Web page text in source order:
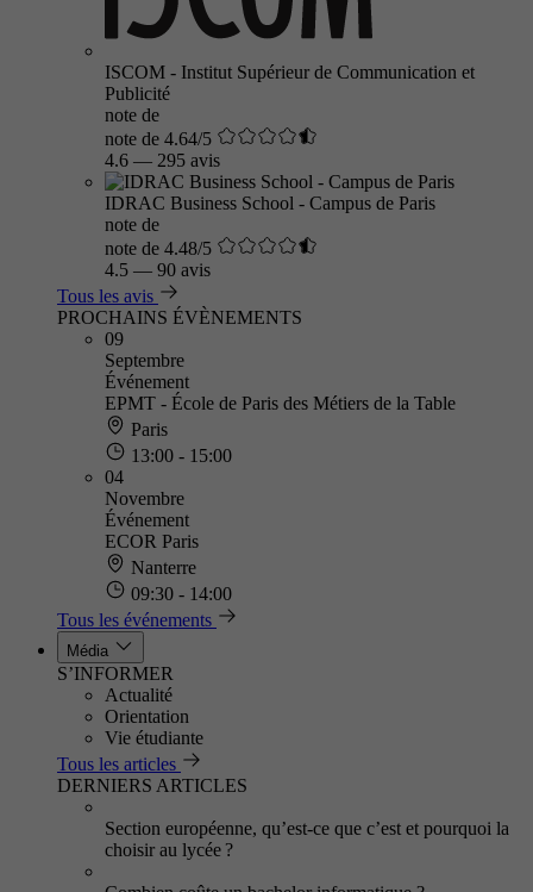
ISCOM - Institut Supérieur de Communication et
Publicité
note de
note de 4.64/5
4.6 — 295 avis
IDRAC Business School - Campus de Paris
note de
note de 4.48/5
4.5 — 90 avis
Tous les avis
PROCHAINS ÉVÈNEMENTS
09
Septembre
Événement
EPMT - École de Paris des Métiers de la Table
Paris
13:00 - 15:00
04
Novembre
Événement
ECOR Paris
Nanterre
09:30 - 14:00
Tous les événements
Média
S’INFORMER
Actualité
Orientation
Vie étudiante
Tous les articles
DERNIERS ARTICLES
Section européenne, qu’est-ce que c’est et pourquoi la
choisir au lycée ?